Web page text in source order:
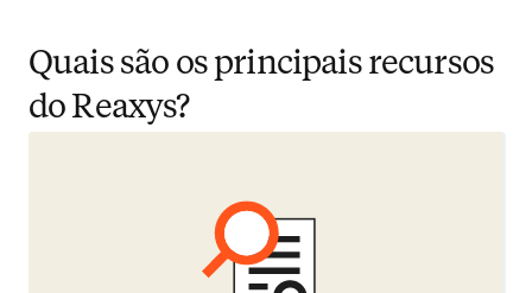
Quais são os principais recursos
do Reaxys?